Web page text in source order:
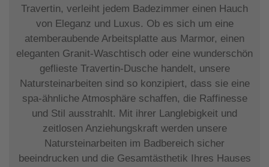
Travertin, verleiht jedem Badezimmer einen Hauch
von Eleganz und Luxus. Ob es sich um eine
atemberaubende Arbeitsplatte aus Marmor, einen
eleganten Granit-Waschtisch oder eine wunderschön
geflieste Travertin-Dusche handelt, unsere
Natursteinarbeiten sind so konzipiert, dass sie eine
spa-ähnliche Atmosphäre schaffen, die Raffinesse
und Stil ausstrahlt. Mit ihrer Langlebigkeit und
zeitlosen Anziehungskraft werden unsere
Natursteinarbeiten im Badbereich sicher
beeindrucken und die Gesamtästhetik Ihres Hauses